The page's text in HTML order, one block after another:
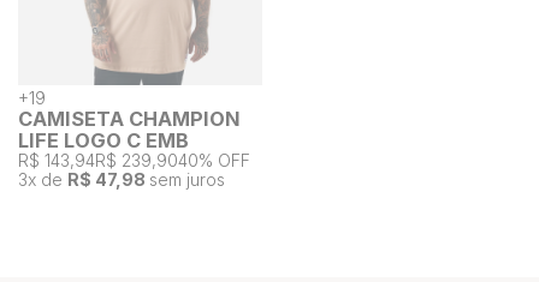
+19
CAMISETA CHAMPION
LIFE LOGO C EMB
R$ 143,94R$ 239,9040% OFF
3x de R$ 47,98 sem juros